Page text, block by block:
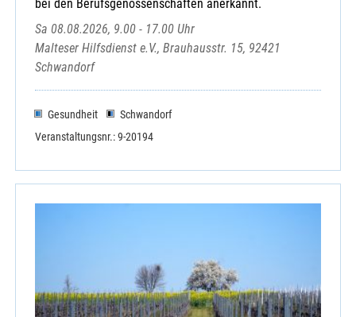
bei den Berufsgenossenschaften anerkannt.
Sa 08.08.2026, 9.00 - 17.00 Uhr
Malteser Hilfsdienst e.V., Brauhausstr. 15, 92421
Schwandorf
Gesundheit
Schwandorf
Veranstaltungsnr.: 9-20194